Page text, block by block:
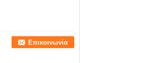
Επικοινωνία